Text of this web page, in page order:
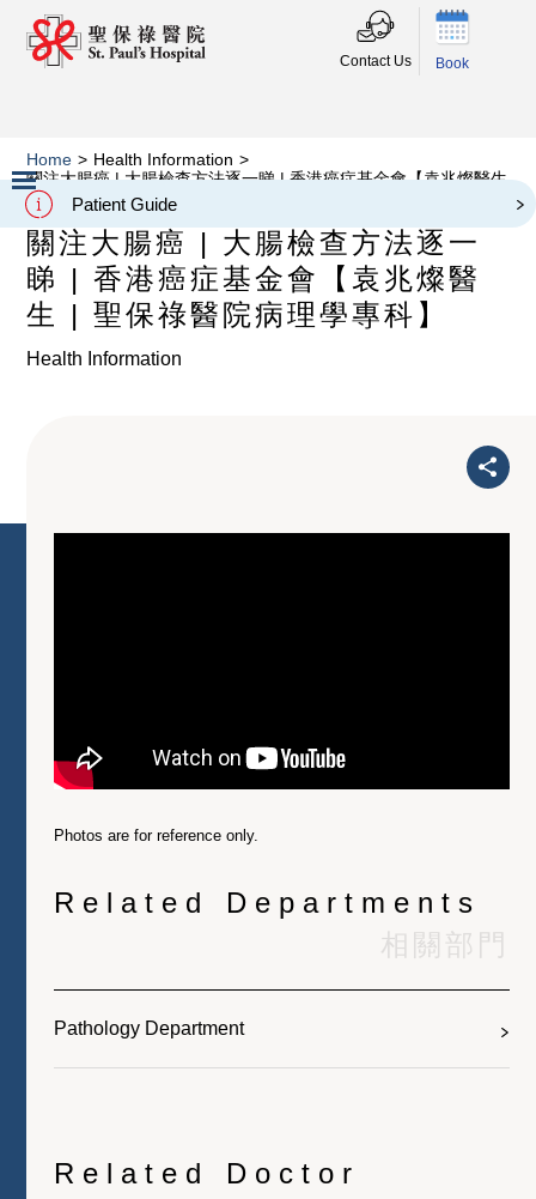
Contact Us Book
Patient Guide
Slide 2 of 3.
Home > Health Information >
關注大腸癌 | 大腸檢查方法逐一睇 | 香港癌症基金會【袁兆燦醫生
| 聖保祿醫院病理學專科】
關注大腸癌 | 大腸檢查方法逐一
睇 | 香港癌症基金會【袁兆燦醫
生 | 聖保祿醫院病理學專科】
Health Information
Photos are for reference only.
Related Departments
相關部門
Pathology Department
Related Doctor